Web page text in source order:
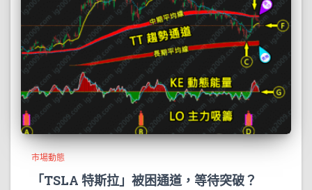
市場動態
「TSLA 特斯拉」被困通道，等待突破？